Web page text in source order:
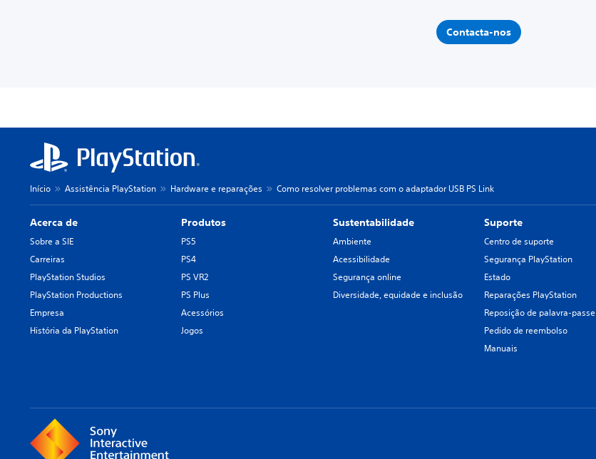
Contacta-nos
Início Assistência PlayStation Hardware e reparações Como resolver problemas com o adaptador USB PS Link
Acerca de
Sobre a SIE
Carreiras
PlayStation Studios
PlayStation Productions
Empresa
História da PlayStation
Produtos
PS5
PS4
PS VR2
PS Plus
Acessórios
Jogos
Sustentabilidade
Ambiente
Acessibilidade
Segurança online
Diversidade, equidade e inclusão
Suporte
Centro de suporte
Segurança PlayStation
Estado
Reparações PlayStation
Reposição de palavra-passe
Pedido de reembolso
Manuais